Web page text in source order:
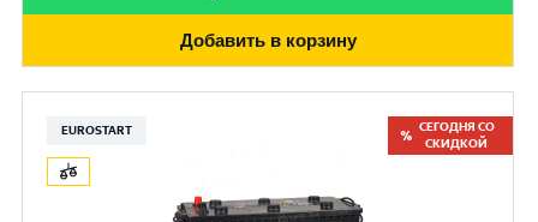
Добавить в корзину
EUROSTART
СЕГОДНЯ СО
СКИДКОЙ